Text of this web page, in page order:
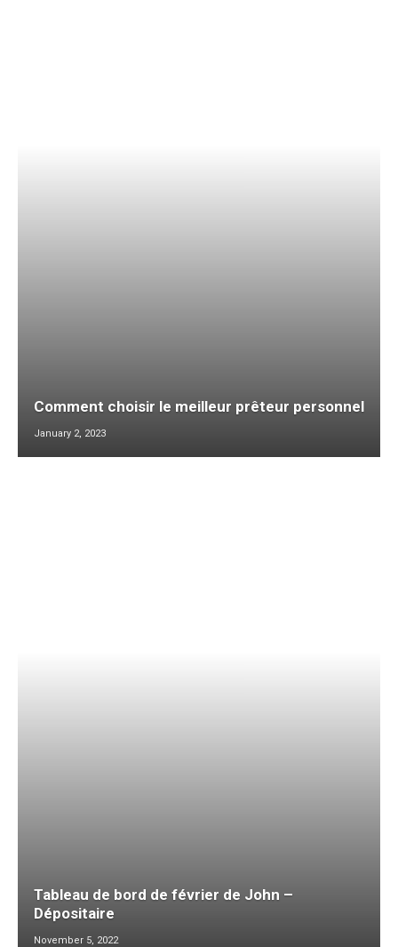
Comment choisir le meilleur prêteur personnel
January 2, 2023
Tableau de bord de février de John –
Dépositaire
November 5, 2022